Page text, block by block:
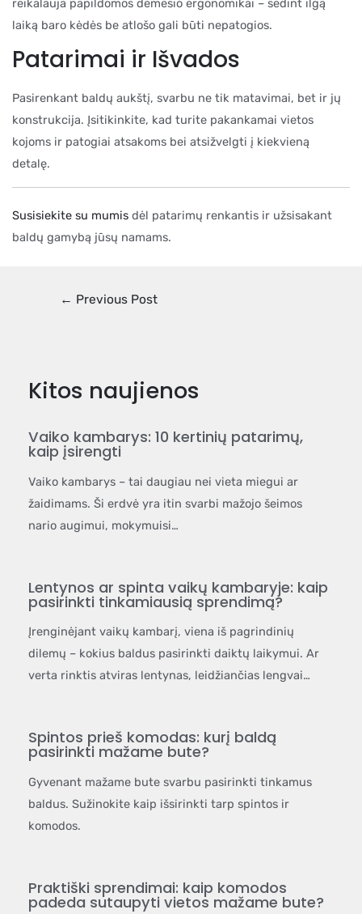
reikalauja papildomos dėmesio ergonomikai – sėdint ilgą
laiką baro kėdės be atlošo gali būti nepatogios.
Patarimai ir Išvados
Pasirenkant baldų aukštį, svarbu ne tik matavimai, bet ir jų
konstrukcija. Įsitikinkite, kad turite pakankamai vietos
kojoms ir patogiai atsakoms bei atsižvelgti į kiekvieną
detalę.
Susisiekite su mumisdėl patarimų renkantis ir užsisakant
baldų gamybą jūsų namams.
← Previous Post
Kitos naujienos
Vaiko kambarys: 10 kertinių patarimų,
kaip įsirengti
Vaiko kambarys – tai daugiau nei vieta miegui ar
žaidimams. Ši erdvė yra itin svarbi mažojo šeimos
nario augimui, mokymuisi…
Lentynos ar spinta vaikų kambaryje: kaip
pasirinkti tinkamiausią sprendimą?
Įrenginėjant vaikų kambarį, viena iš pagrindinių
dilemų – kokius baldus pasirinkti daiktų laikymui. Ar
verta rinktis atviras lentynas, leidžiančias lengvai…
Spintos prieš komodas: kurį baldą
pasirinkti mažame bute?
Gyvenant mažame bute svarbu pasirinkti tinkamus
baldus. Sužinokite kaip išsirinkti tarp spintos ir
komodos.
Praktiški sprendimai: kaip komodos
padeda sutaupyti vietos mažame bute?